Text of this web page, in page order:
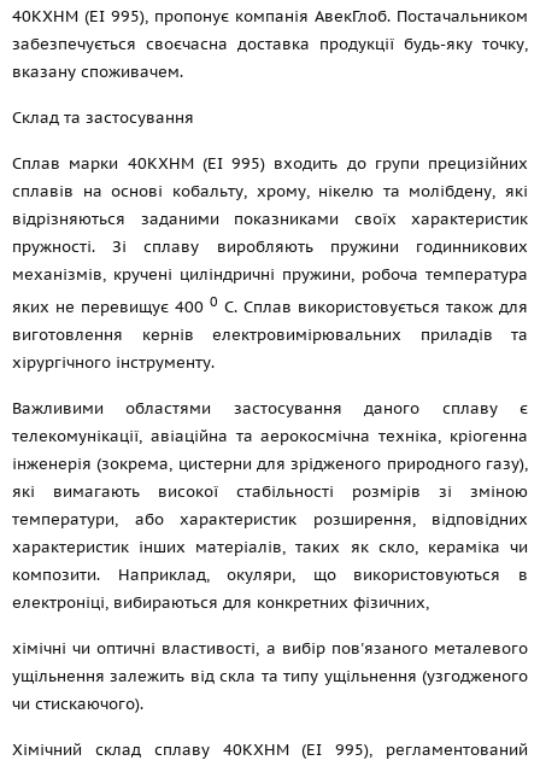
40КХНМ (ЕІ 995), пропонує компанія АвекГлоб. Постачальником
забезпечується своєчасна доставка продукції будь-яку точку,
вказану споживачем.
Склад та застосування
Сплав марки 40КХНМ (ЕІ 995) входить до групи прецизійних
сплавів на основі кобальту, хрому, нікелю та молібдену, які
відрізняються заданими показниками своїх характеристик
пружності. Зі сплаву виробляють пружини годинникових
механізмів, кручені циліндричні пружини, робоча температура
яких не перевищує 400 0 С. Сплав використовується також для
виготовлення кернів електровимірювальних приладів та
хірургічного інструменту.
Важливими областями застосування даного сплаву є
телекомунікації, авіаційна та аерокосмічна техніка, кріогенна
інженерія (зокрема, цистерни для зрідженого природного газу),
які вимагають високої стабільності розмірів зі зміною
температури, або характеристик розширення, відповідних
характеристик інших матеріалів, таких як скло, кераміка чи
композити. Наприклад, окуляри, що використовуються в
електроніці, вибираються для конкретних фізичних,
хімічні чи оптичні властивості, а вибір пов'язаного металевого
ущільнення залежить від скла та типу ущільнення (узгодженого
чи стискаючого).
Хімічний склад сплаву 40КХНМ (ЕІ 995), регламентований